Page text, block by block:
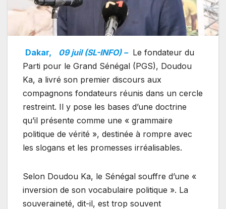
Dakar, 09 juil (SL-INFO) – Le fondateur du
Parti pour le Grand Sénégal (PGS), Doudou
Ka, a livré son premier discours aux
compagnons fondateurs réunis dans un cercle
restreint. Il y pose les bases d’une doctrine
qu’il présente comme une « grammaire
politique de vérité », destinée à rompre avec
les slogans et les promesses irréalisables.
Selon Doudou Ka, le Sénégal souffre d’une «
inversion de son vocabulaire politique ». La
souveraineté, dit-il, est trop souvent